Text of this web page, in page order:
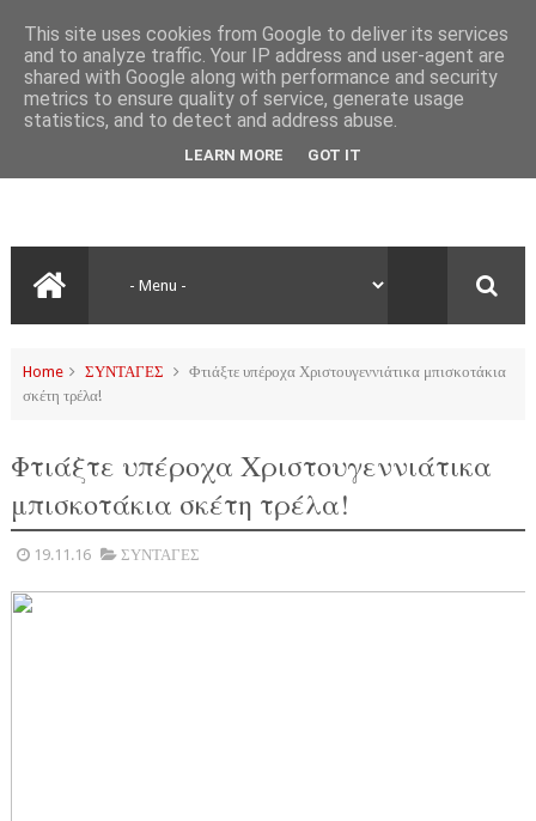
Home ΣΥΝΤΑΓΕΣ
Φτιάξτε υπέροχα Χριστουγεννιάτικα μπισκοτάκια
σκέτη τρέλα!
Φτιάξτε υπέροχα Χριστουγεννιάτικα
μπισκοτάκια σκέτη τρέλα!
19.11.16 ΣΥΝΤΑΓΕΣ
This site uses cookies from Google to deliver its services
and to analyze traffic. Your IP address and user-agent are
shared with Google along with performance and security
metrics to ensure quality of service, generate usage
statistics, and to detect and address abuse.
LEARN MORE GOT IT